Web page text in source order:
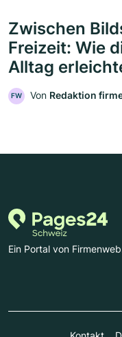
Zwischen
Freizeit: Wie
Alltag
FW Von Redaktion
Ein Portal von